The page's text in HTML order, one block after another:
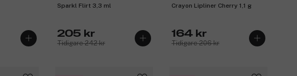
Sparkl Flirt 3,3 ml
205 kr
Tidigare 242 kr
Crayon Lipliner Cherry 1,1 g
164 kr
Tidigare 206 kr